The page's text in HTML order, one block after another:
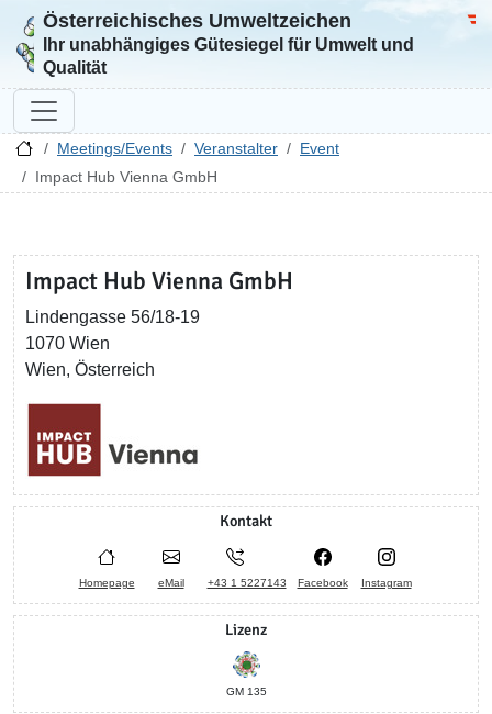
Zur Startseite
Österreichisches Umweltzeichen
Ihr unabhängiges Gütesiegel für Umwelt und
Qualität
Meetings/Events Veranstalter
Event
Impact Hub Vienna GmbH
Impact Hub Vienna GmbH
Lindengasse 56/18-19
1070 Wien
Wien, Österreich
Kontakt
Homepage eMail +43 1 5227143 Facebook Instagram
Lizenz
GM 135